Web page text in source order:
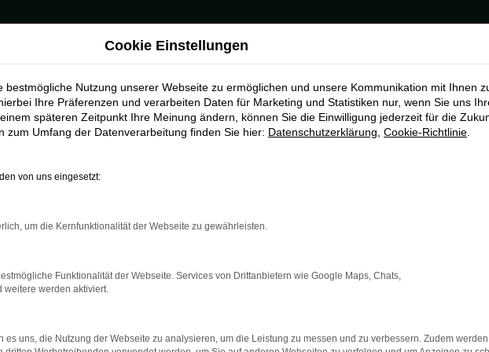
Potsdam
für Potsdam
richtig Gebrauchtwagen. Formell trifft natürlich Letzeres ins Schwarze, doch wurden die
macht es allerdings einen erheblichen Unterschied, ob Sie in einem Neuwagen oder
im Geldbeutel bemerkbar machen kann. Unsere Škoda Kamiq Jahreswagen
Unser Versprechen: wir lassen nur Fahrzeuge im überprüften Zustand auf die
Network Error
ist ein Fehler aufgetreten.
Cookie Einstellungen
bestmögliche Nutzung unserer Webseite zu ermöglichen und unsere Kommunikation mit Ihnen
Ihre Präferenzen und verarbeiten Daten für Marketing und Statistiken nur, wenn Sie uns
späteren Zeitpunkt Ihre Meinung ändern, können Sie die Einwilligung jederzeit für die
zum Umfang der Datenverarbeitung finden Sie hier: Datenschutzerklärung Cookie-Richtlinie
von uns eingesetzt:
um die Kernfunktionalität der Webseite zu gewährleisten.
Funktionalität der Webseite. Services von Drittanbietern wie Google Maps, Chats,
weitere werden aktiviert.
es uns, die Nutzung der Webseite zu analysieren, um die Leistung zu messen und zu verbessern. Zudem werden